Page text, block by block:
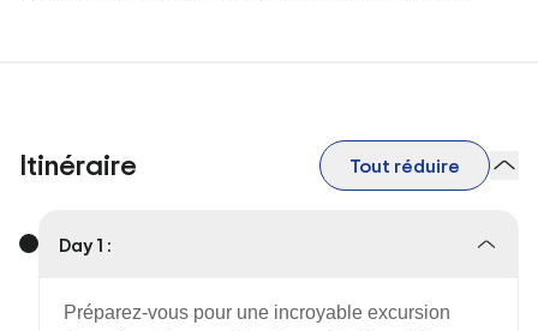
Itinéraire Tout réduire
Day 1 :
Préparez-vous pour une incroyable excursion